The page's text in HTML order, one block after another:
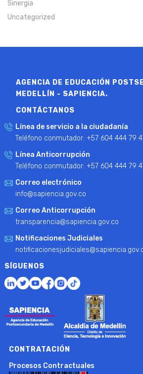
Sinergia
Uncategorized
AGENCIA DE EDUCACIÓN
MEDELLÍN - SAPIENCIA.
CONTÁCTANOS
Línea de servicio a la ciudadanía
Teléfono conmutador: +57 604 444 79
Línea Anticorrupción
Teléfono conmutador: +57 604 444 79
Correo electrónico
info@sapiencia.gov.co
Correo Anticorrupción
transparencia@sapiencia.gov.co
Notificaciones Judiciales
SÍGUENOS
CONTRATACIÓN
Procesos Contractuales